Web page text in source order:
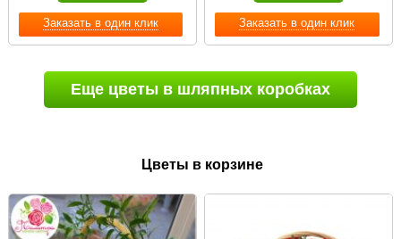
Заказать в один клик Заказать в один клик
Еще цветы в шляпных коробках
Цветы в корзине